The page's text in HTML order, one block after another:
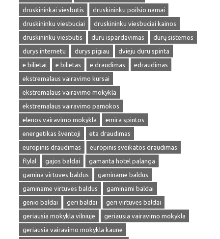
druskininkai viesbutis
druskininku poilsio namai
druskininku viesbuciai
druskininku viesbuciai kainos
druskininku viesbutis
duru ispardavimas
durų sistemos
durys internetu
durys pigiau
dvieju duru spinta
e bilietai
e bilietas e draudimas
edraudimas
ekstremalaus vairavimo kursai
ekstremalaus vairavimo mokykla
ekstremalaus vairavimo pamokos
elenos vairavimo mokykla
emira spintos
energetikas šventoji
eta draudimas
europinis draudimas
europinis sveikatos draudimas
flylal
gajos baldai
gamanta hotel palanga
gamina virtuves baldus
gaminame baldus
gaminame virtuves baldus
gaminami baldai
genio baldai
geri baldai
geri virtuves baldai
geriausia mokykla vilniuje
geriausia vairavimo mokykla
geriausia vairavimo mokykla kaune